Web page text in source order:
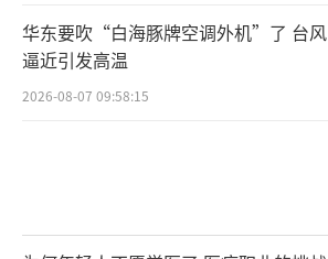
华东要吹“白海豚牌空调外机”了 台风
逼近引发高温
2026-08-07 09:58:15